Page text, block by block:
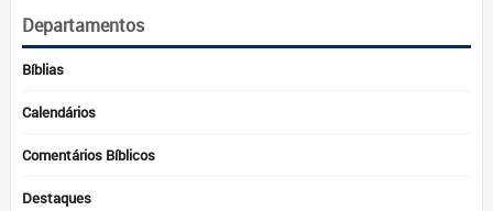
Departamentos
Bíblias
Calendários
Comentários Bíblicos
Destaques